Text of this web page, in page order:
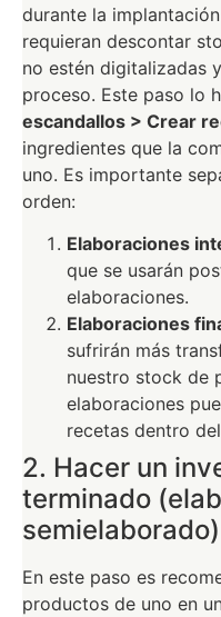
durante la
requieran descontar
no estén digitalizadas
proceso. Este paso lo
escandallos > Crear
ingredientes que la
uno. Es importante
orden:
Elaboraciones
que se usarán
elaboraciones.
Elaboraciones
sufrirán más
nuestro stock de
elaboraciones
recetas dentro
2. Hacer un
terminado
semielaborado)
En este paso es
productos de uno en